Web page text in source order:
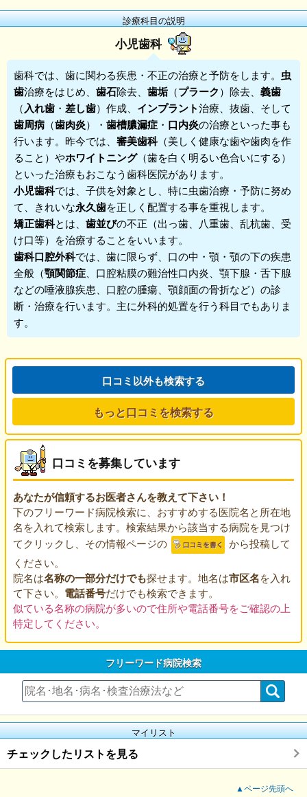
診療科目の説明
小児歯科
歯科では、歯に関わる疾患・不正の治療と予防をします。 虫
歯治療をはじめ、 歯石除去、 歯垢 （プラーク）除去、 義歯
（入れ歯 ・ 差し歯）作成、 インプラント治療、抜歯、そして
歯周病 （歯肉炎）・ 歯槽膿漏症 ・ 口内炎の治療といった事も
行います。昨今では、 審美歯科（美しく健康な歯や歯肉を作
ること）やホワイトニング（歯を白く明るい色合いにする）
といった治療もおこなう歯科医院があります。
小児歯科では、子供を対象とし、特に虫歯治療・予防に努め
て、きれいな永久歯を正しく配置する事を重視します。
矯正歯科とは、 歯並びの不正（出っ歯、八重歯、乱杭歯、受
け口等）を治療することをいいます。
歯科口腔外科では、歯に限らず、口の中・顎・顎の下の疾患
全般（顎関節症 、口腔粘膜の難治性口内炎、顎下腺・舌下腺
などの唾液腺疾患、口腔の腫瘍、顎顔面の骨折など）の診
断・治療を行います。主に外科的処置を行う科目でもありま
す。
口コミ以外も検索する
もっと口コミを検索する
口コミを募集しています
あなたが信頼するお医者さんを教えて下さい！
下のフリーワード病院検索に、おすすめする医院名と所在地
名を入れて検索します。検索結果から該当する病院を見つけ
てクリックし、その情報ページの
から投稿して
ください。
院名は名称の一部分だけでも探せます。地名は市区名を入れ
て下さい。 電話番号だけでも検索できます。
似ている名称の病院が多いので住所や電話番号をご確認の上
特定してください。
フリーワード病院検索
マイリスト
チェックしたリストを見る
▲ページ先頭へ